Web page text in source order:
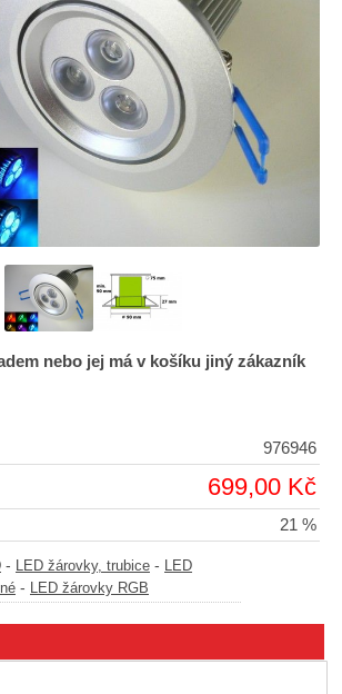
nebo jej má v košíku jiný zákazník
976946
699,00 Kč
21 %
- LED žárovky, trubice - LED
- LED žárovky RGB